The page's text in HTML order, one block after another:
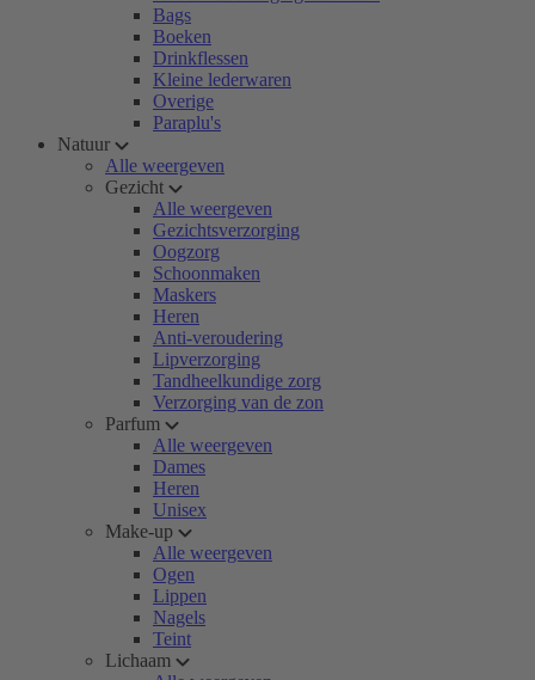
Bags
Boeken
Drinkflessen
Kleine lederwaren
Overige
Paraplu's
Natuur
Alle weergeven
Gezicht
Alle weergeven
Gezichtsverzorging
Oogzorg
Schoonmaken
Maskers
Heren
Anti-veroudering
Lipverzorging
Tandheelkundige zorg
Verzorging van de zon
Parfum
Alle weergeven
Dames
Heren
Unisex
Make-up
Alle weergeven
Ogen
Lippen
Nagels
Teint
Lichaam